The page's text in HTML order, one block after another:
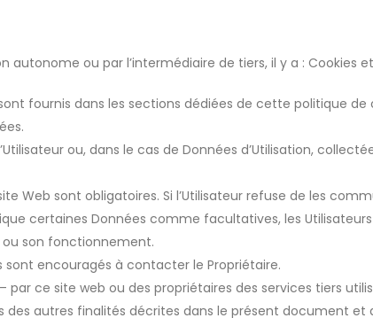
ou par l’intermédiaire de tiers, il y a : Cookies
fournis dans les sections dédiées de cette politique
ou, dans le cas de Données d’Utilisation,
Web sont obligatoires. Si l’Utilisateur refuse de les
certaines Données comme facultatives, les
ou son fonctionnement.
sont encouragés à contacter le Propriétaire.
par ce site web ou des propriétaires des services tiers
autres finalités décrites dans le présent document et